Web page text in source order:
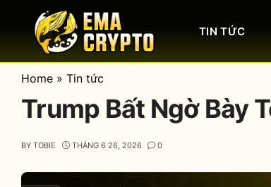
content
TIN TỨC
Home » Tin tức
Trump Bất Ngờ Bày
BY TOBIE THÁNG 6 26, 2026 0